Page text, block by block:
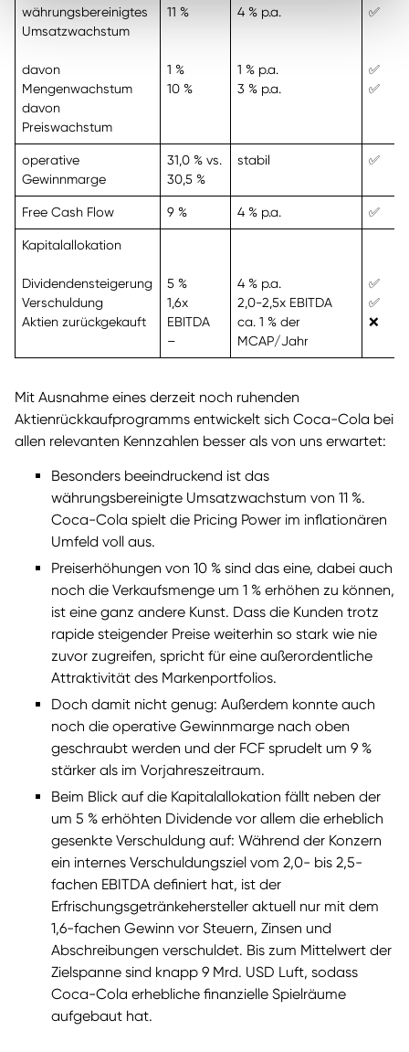
währungsbereinigtes
Umsatzwachstum
davon
Mengenwachstum
davon
Preiswachstum
11 %
1 %
10 %
4 % p.a.
1 % p.a.
3 % p.a.
✅
✅
✅
operative
Gewinnmarge
31,0 % vs.
30,5 %
stabil ✅
Free Cash Flow 9 % 4 % p.a. ✅
Kapitalallokation
Dividendensteigerung
Verschuldung
Aktien zurückgekauft
5 %
1,6x
EBITDA
–
4 % p.a.
2,0-2,5x EBITDA
ca. 1 % der
MCAP/Jahr
✅
✅
❌
Mit Ausnahme eines derzeit noch ruhenden
Aktienrückkaufprogramms entwickelt sich Coca-Cola bei
allen relevanten Kennzahlen besser als von uns erwartet:
Besonders beeindruckend ist das
währungsbereinigte Umsatzwachstum von 11 %.
Coca-Cola spielt die Pricing Power im inflationären
Umfeld voll aus.
Preiserhöhungen von 10 % sind das eine, dabei auch
noch die Verkaufsmenge um 1 % erhöhen zu können,
ist eine ganz andere Kunst. Dass die Kunden trotz
rapide steigender Preise weiterhin so stark wie nie
zuvor zugreifen, spricht für eine außerordentliche
Attraktivität des Markenportfolios.
Doch damit nicht genug: Außerdem konnte auch
noch die operative Gewinnmarge nach oben
geschraubt werden und der FCF sprudelt um 9 %
stärker als im Vorjahreszeitraum.
Beim Blick auf die Kapitalallokation fällt neben der
um 5 % erhöhten Dividende vor allem die erheblich
gesenkte Verschuldung auf: Während der Konzern
ein internes Verschuldungsziel vom 2,0- bis 2,5-
fachen EBITDA definiert hat, ist der
Erfrischungsgetränkehersteller aktuell nur mit dem
1,6-fachen Gewinn vor Steuern, Zinsen und
Abschreibungen verschuldet. Bis zum Mittelwert der
Zielspanne sind knapp 9 Mrd. USD Luft, sodass
Coca-Cola erhebliche finanzielle Spielräume
aufgebaut hat.